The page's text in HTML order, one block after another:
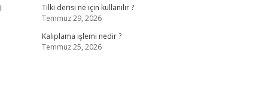
Tilki derisi ne için kullanılır ?
Temmuz 29, 2026
Kalıplama işlemi nedir ?
Temmuz 25, 2026